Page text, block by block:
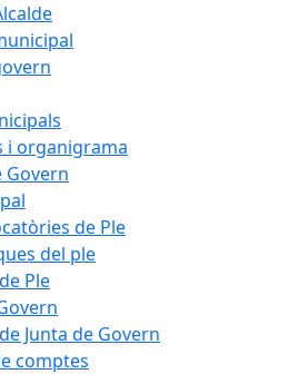
i organigrama
Govern
de Ple
del ple
Ple
Junta de Govern
comptes